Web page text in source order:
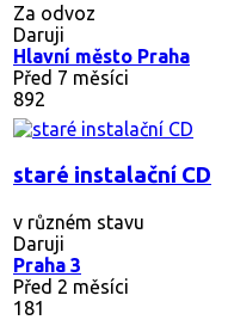
Za odvoz
Daruji
Hlavní město Praha
Před 7 měsíci
892
staré instalační CD
v různém stavu
Daruji
Praha 3
Před 2 měsíci
181